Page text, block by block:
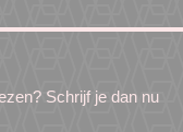
Schrijf je dan nu